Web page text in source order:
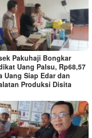
Pakuhaji Bongkar
Uang Palsu, Rp68,57
Uang Siap Edar dan
Produksi Disita